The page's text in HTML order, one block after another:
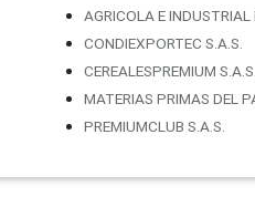
AGRICOLA E
CONDIEXPORTEC S.A.S.
CEREALESPREMIUM S.A.S.
MATERIAS PRIMAS DEL
PREMIUMCLUB S.A.S.